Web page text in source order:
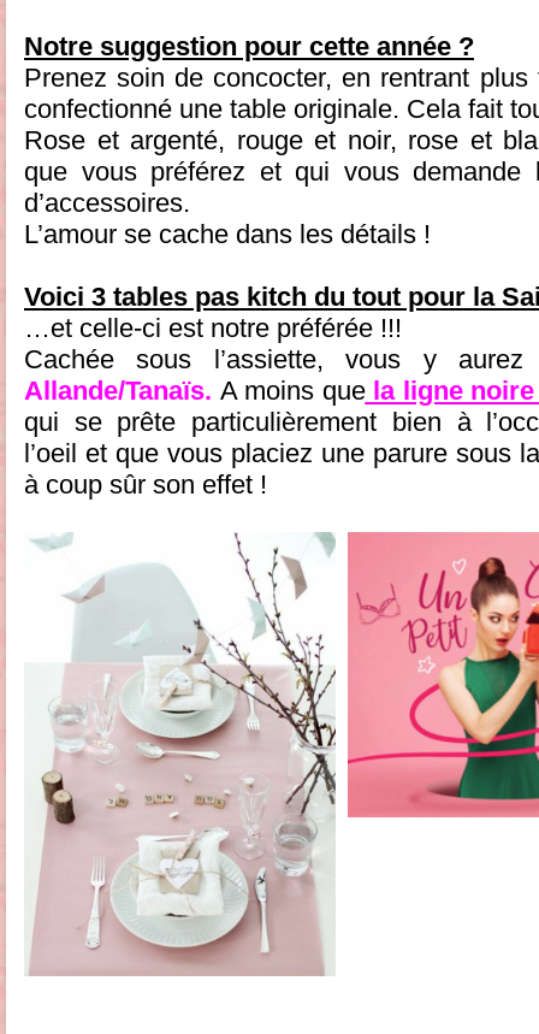
Notre suggestion pour cette année ?
Prenez soin de concocter, en rentrant
confectionné une table originale. Cela fait
Rose et argenté, rouge et noir, rose et
que vous préférez et qui vous demande
d’accessoires.
L’amour se cache dans les détails !
Voici 3 tables pas kitch du tout pour la
…et celle-ci est notre préférée !!!
Cachée sous l’assiette, vous y
Allande/Tanaïs. A moins quela ligne noire
qui se prête particulièrement bien à
l’oeil et que vous placiez une parure sous
à coup sûr son effet !